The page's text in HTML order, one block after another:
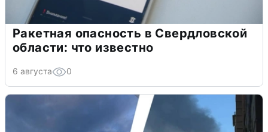
Ракетная опасность в Свердловской
области: что известно
6 августа 0